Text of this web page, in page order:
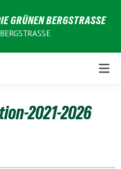
GRÜNEN BERGSTRASSE
2021-2026